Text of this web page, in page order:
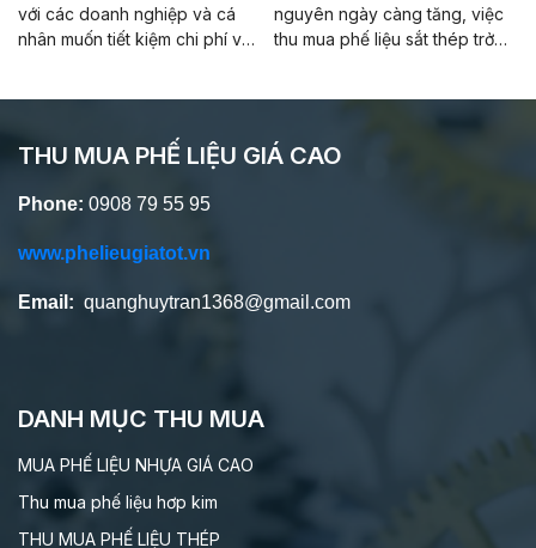
với các doanh nghiệp và cá
nhân muốn tiết kiệm chi phí và
nguyên ngày càng tăng, việc
thu mua phế liệu sắt thép trở
trong lĩnh vực này, mang đến
cho khách hàng dịch vụ thu
THU MUA PHẾ LIỆU GIÁ CAO
Phone: 0908 79 55 95
www.phelieugiatot.vn
Email: quanghuytran1368@gmail.com
DANH MỤC THU MUA
MUA PHẾ LIỆU NHỰA GIÁ CAO
Thu mua phế liệu hơp kim
THU MUA PHẾ LIỆU THÉP